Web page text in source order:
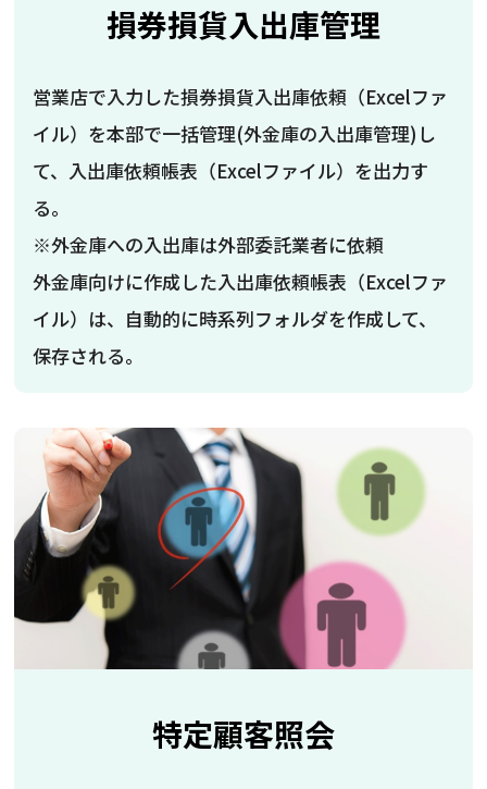
損券損貨入出庫管理
営業店で入力した損券損貨入出庫依頼（Excelファ
イル）を本部で一括管理(外金庫の入出庫管理)し
て、入出庫依頼帳表（Excelファイル）を出力す
る。
※外金庫への入出庫は外部委託業者に依頼
外金庫向けに作成した入出庫依頼帳表（Excelファ
イル）は、自動的に時系列フォルダを作成して、
保存される。
特定顧客照会